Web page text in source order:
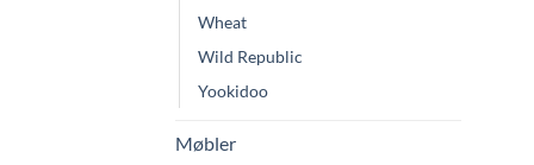
Wheat
Wild Republic
Yookidoo
Møbler